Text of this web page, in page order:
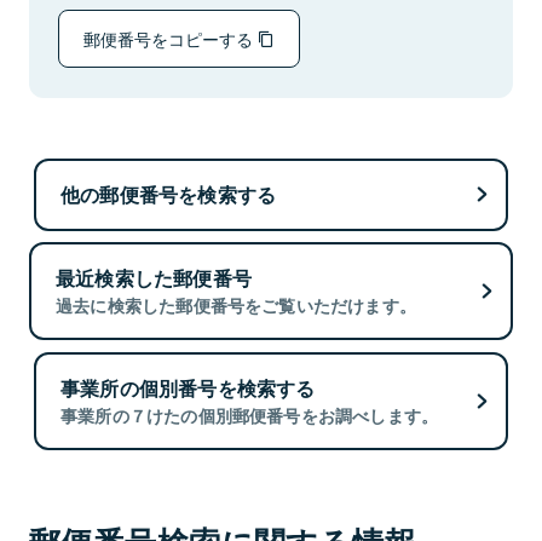
郵便番号をコピーする
他の郵便番号を検索する
最近検索した郵便番号
過去に検索した郵便番号をご覧いただけます。
事業所の個別番号を検索する
事業所の７けたの個別郵便番号をお調べします。